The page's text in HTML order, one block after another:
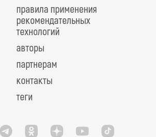
правила применения
рекомендательных
технологий
авторы
партнерам
контакты
теги